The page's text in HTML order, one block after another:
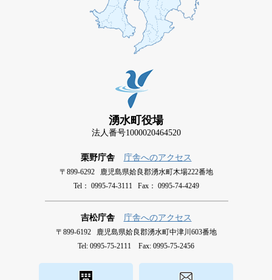
湧水町役場
法人番号1000020464520
栗野庁舎 庁舎へのアクセス
〒899-6292 鹿児島県姶良郡湧水町木場222番地
Tel： 0995-74-3111 Fax： 0995-74-4249
吉松庁舎 庁舎へのアクセス
〒899-6192 鹿児島県姶良郡湧水町中津川603番地
Tel: 0995-75-2111 Fax: 0995-75-2456